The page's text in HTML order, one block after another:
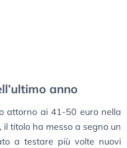
anno
attorno ai 41-50 euro nella
titolo ha messo a segno un
a testare più volte nuovi